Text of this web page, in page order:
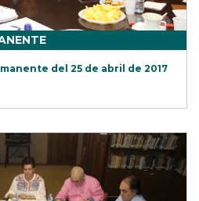
del 25 de abril de 2017